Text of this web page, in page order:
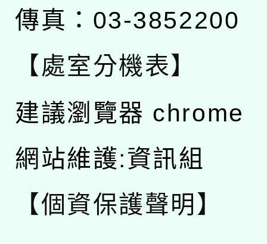
傳真：03-3852200
【處室分機表】
建議瀏覽器 chrome
網站維護:資訊組
【個資保護聲明】